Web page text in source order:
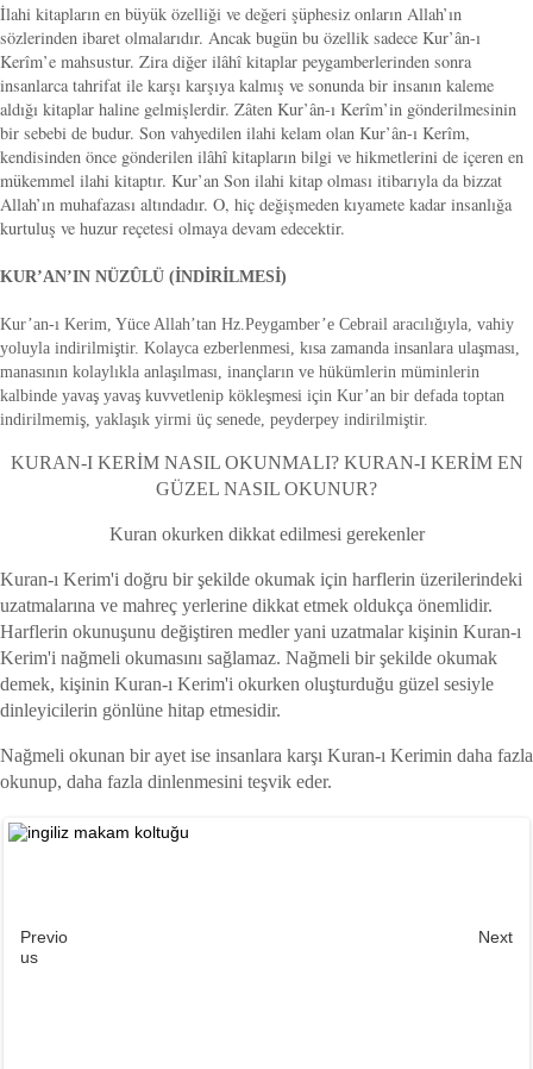
İlahi kitapların en büyük özelliği ve değeri şüphesiz onların Allah’ın
sözlerinden ibaret olmalarıdır. Ancak bugün bu özellik sadece Kur’ân-ı
Kerîm’e mahsustur. Zira diğer ilâhî kitaplar peygamberlerinden sonra
insanlarca tahrifat ile karşı karşıya kalmış ve sonunda bir insanın kaleme
aldığı kitaplar haline gelmişlerdir. Zâten Kur’ân-ı Kerîm’in gönderilmesinin
bir sebebi de budur. Son vahyedilen ilahi kelam olan Kur’ân-ı Kerîm,
kendisinden önce gönderilen ilâhî kitapların bilgi ve hikmetlerini de içeren en
mükemmel ilahi kitaptır. Kur’an Son ilahi kitap olması itibarıyla da bizzat
Allah’ın muhafazası altındadır. O, hiç değişmeden kıyamete kadar insanlığa
kurtuluş ve huzur reçetesi olmaya devam edecektir.
KUR’AN’IN NÜZÛLÜ (İNDİRİLMESİ)
Kur’an-ı Kerim, Yüce Allah’tan Hz.Peygamber’e Cebrail aracılığıyla, vahiy
yoluyla indirilmiştir. Kolayca ezberlenmesi, kısa zamanda insanlara ulaşması,
manasının kolaylıkla anlaşılması, inançların ve hükümlerin müminlerin
kalbinde yavaş yavaş kuvvetlenip kökleşmesi için Kur’an bir defada toptan
indirilmemiş, yaklaşık yirmi üç senede, peyderpey indirilmiştir.
KURAN-I KERİM NASIL OKUNMALI? KURAN-I KERİM EN
GÜZEL NASIL OKUNUR?
Kuran okurken dikkat edilmesi gerekenler
Kuran-ı Kerim'i doğru bir şekilde okumak için harflerin üzerilerindeki
uzatmalarına ve mahreç yerlerine dikkat etmek oldukça önemlidir.
Harflerin okunuşunu değiştiren medler yani uzatmalar kişinin Kuran-ı
Kerim'i nağmeli okumasını sağlamaz. Nağmeli bir şekilde okumak
demek, kişinin Kuran-ı Kerim'i okurken oluşturduğu güzel sesiyle
dinleyicilerin gönlüne hitap etmesidir.
Nağmeli okunan bir ayet ise insanlara karşı Kuran-ı Kerimin daha fazla
okunup, daha fazla dinlenmesini teşvik eder.
Previo
us
Next